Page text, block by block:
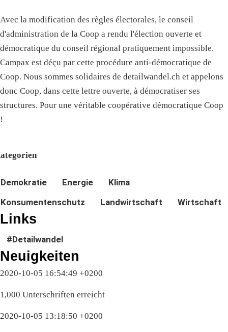
Avec la modification des règles électorales, le conseil
d'administration de la Coop a rendu l'élection ouverte et
démocratique du conseil régional pratiquement impossible.
Campax est déçu par cette procédure anti-démocratique de
Coop. Nous sommes solidaires de detailwandel.ch et appelons
donc Coop, dans cette lettre ouverte, à démocratiser ses
structures. Pour une véritable coopérative démocratique Coop
!
Demokratie Energie
Klima
Konsumentenschutz
Landwirtschaft Wirtschaft
Links
#Detailwandel
Neuigkeiten
2020-10-05 16:54:49 +0200
1,000 Unterschriften erreicht
2020-10-05 13:18:50 +0200